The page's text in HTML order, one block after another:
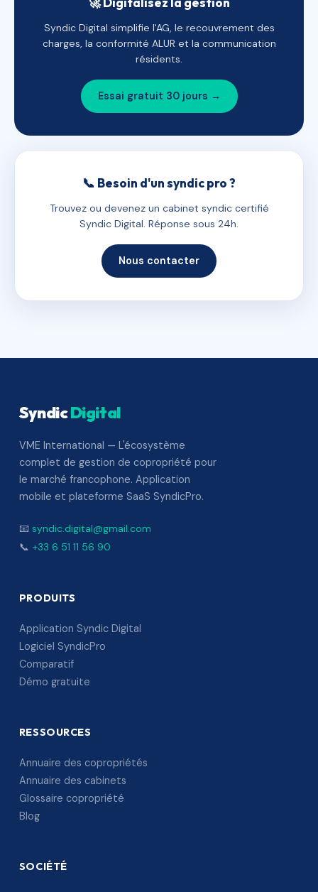
Syndic Digital simplifie l'AG, le recouvrement des
charges, la conformité ALUR et la communication
résidents.
Essai gratuit 30 jours →
📞 Besoin d'un syndic pro ?
Trouvez ou devenez un cabinet syndic certifié
Syndic Digital. Réponse sous 24h.
Nous contacter
SyndicDigital
VME International — L'écosystème
complet de gestion de copropriété pour
le marché francophone. Application
mobile et plateforme SaaS SyndicPro.
📧 syndic.digital@gmail.com
📞 +33 6 51 11 56 90
PRODUITS
Application Syndic Digital
Logiciel SyndicPro
Comparatif
Démo gratuite
RESSOURCES
Annuaire des copropriétés
Annuaire des cabinets
Glossaire copropriété
Blog
SOCIÉTÉ